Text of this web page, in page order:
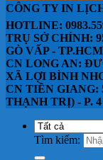
CÔNG TY IN
HOTLINE:
TRỤ SỞ CHÍNH:
GÒ VẤP - TP.HCM
CN LONG AN:
XÃ LỢI BÌNH
CN TIỀN GIANG:
THẠNH TRỊ) - P.
Tìm kiếm: